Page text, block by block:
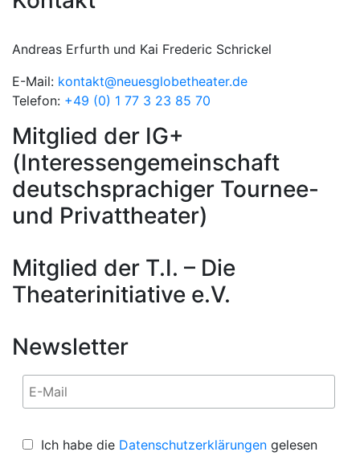
Andreas Erfurth und Kai Frederic Schrickel
E-Mail: kontakt@neuesglobetheater.de
Telefon: +49 (0) 1 77 3 23 85 70
Mitglied der IG+
(Interessengemeinschaft
deutschsprachiger Tournee-
und Privattheater)
Mitglied der T.I. – Die
Theaterinitiative e.V.
Newsletter
Ich habe die Datenschutzerklärungengelesen